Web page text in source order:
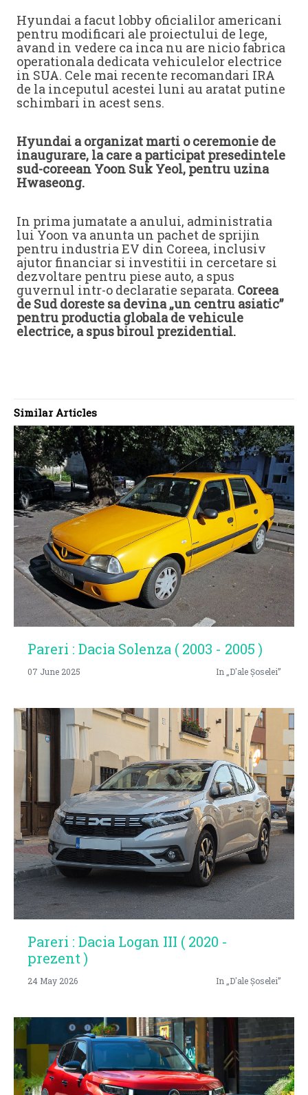
Hyundai a facut lobby oficialilor americani
pentru modificari ale proiectului de lege,
avand in vedere ca inca nu are nicio fabrica
operationala dedicata vehiculelor electrice
in SUA. Cele mai recente recomandari IRA
de la inceputul acestei luni au aratat putine
schimbari in acest sens.
Hyundai a organizat marti o ceremonie de
inaugurare, la care a participat presedintele
sud-coreean Yoon Suk Yeol, pentru uzina
Hwaseong.
In prima jumatate a anului, administratia
lui Yoon va anunta un pachet de sprijin
pentru industria EV din Coreea, inclusiv
ajutor financiar si investitii in cercetare si
dezvoltare pentru piese auto, a spus
guvernul intr-o declaratie separata. Coreea
de Sud doreste sa devina „un centru asiatic”
pentru productia globala de vehicule
electrice, a spus biroul prezidential.
Similar Articles
Pareri : Dacia Solenza ( 2003 - 2005 )
07 June 2025 In „D'ale Șoselei”
Pareri : Dacia Logan III ( 2020 -
prezent )
24 May 2026 In „D'ale Șoselei”